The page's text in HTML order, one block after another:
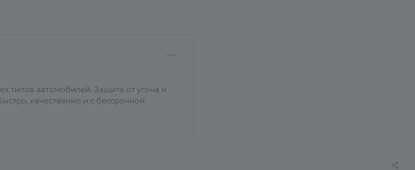
типов автомобилей. Защита от угона и
качественно и с бессрочной